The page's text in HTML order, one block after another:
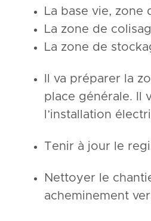
La base vie, zone
La zone de
La zone de
Il va préparer la
place générale. Il
l’installation
Tenir à jour le
Nettoyer le
acheminement